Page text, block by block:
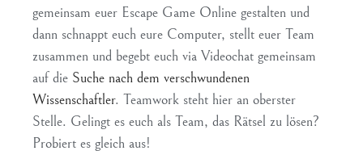
gemeinsam euer Escape Game Online gestalten und
dann schnappt euch eure Computer, stellt euer Team
zusammen und begebt euch via Videochat gemeinsam
auf die Suche nach dem verschwundenen
Wissenschaftler. Teamwork steht hier an oberster
Stelle. Gelingt es euch als Team, das Rätsel zu lösen?
Probiert es gleich aus!